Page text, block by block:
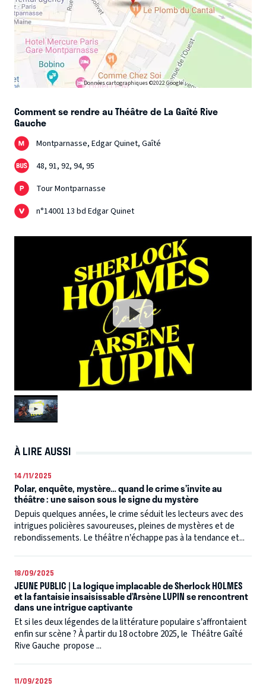
Données cartographiques ©2022 Google
Comment se rendre au Théâtre de La Gaîté Rive
Gauche
Montparnasse, Edgar Quinet, Gaîté
48, 91, 92, 94, 95
Tour Montparnasse
n°14001 13 bd Edgar Quinet
À LIRE AUSSI
14/11/2025
Polar, enquête, mystère… quand le crime s’invite au
théâtre : une saison sous le signe du mystère
Depuis quelques années, le crime séduit les lecteurs avec des
intrigues policières savoureuses, pleines de mystères et de
rebondissements. Le théâtre n’échappe pas à la tendance et...
18/09/2025
JEUNE PUBLIC | La logique implacable de Sherlock HOLMES
et la fantaisie insaisissable d’Arsène LUPIN se rencontrent
dans une intrigue captivante
Et si les deux légendes de la littérature populaire s’affrontaient
enfin sur scène ? À partir du 18 octobre 2025, le Théâtre Gaîté
Rive Gauche propose ...
11/09/2025